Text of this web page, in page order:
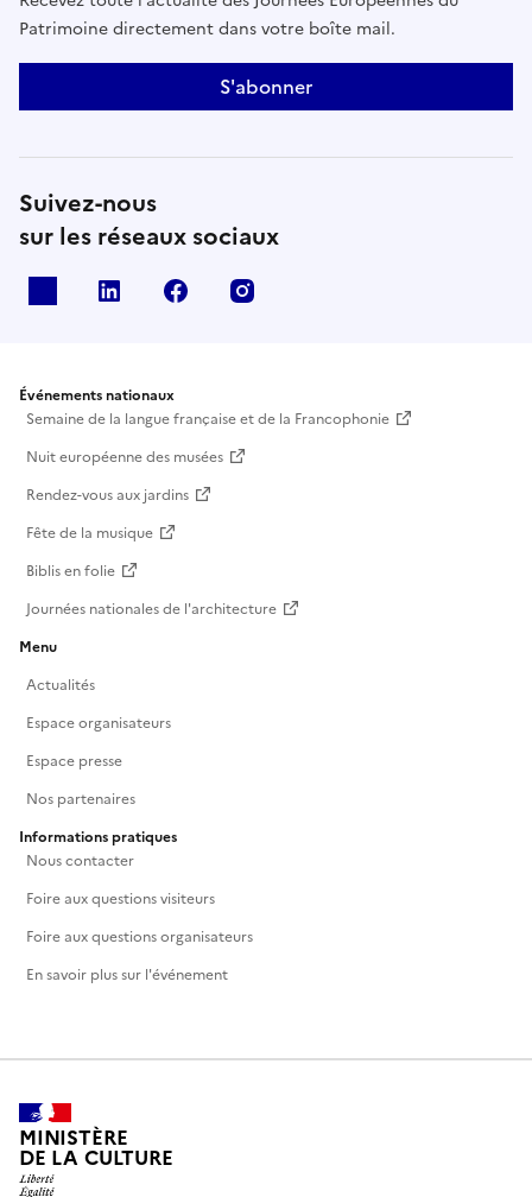
Patrimoine directement dans votre boîte mail.
S'abonner
Suivez-nous
sur les réseaux sociaux
Linkedin Facebook
Événements nationaux
Semaine de la langue française et de la Francophonie
Nuit européenne des musées
Rendez-vous aux jardins
Fête de la musique
Biblis en folie
Journées nationales de l'architecture
Menu
Actualités
Espace organisateurs
Espace presse
Nos partenaires
Informations pratiques
Nous contacter
Foire aux questions visiteurs
Foire aux questions organisateurs
En savoir plus sur l'événement
MINISTÈRE
DE LA CULTURE